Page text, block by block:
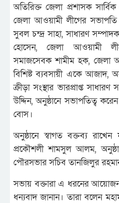
অতিরিক্ত জেলা প্রশাসক
জেলা আওয়ামী লীগের
সুবল চন্দ্র সাহা, সাধারণ
হোসেন, জেলা আওয়ামী
সমাজসেবক শামীম হক, জেলা
বিশিষ্ট ব্যবসায়ী একে আজাদ,
ক্রীড়া সংস্থার ভারপ্রাপ্ত
উদ্দিন, অনুষ্ঠানে সভাপতিত্ব
বোস।
অনুষ্ঠানে স্বাগত বক্তব্য
প্রকৌশলী শামসুল আলম,
পৌরসভার সচিব তানজিলুর
সভায় বক্তারা এ ধরনের
ধন্যবাদ জানান। তারা বলেন